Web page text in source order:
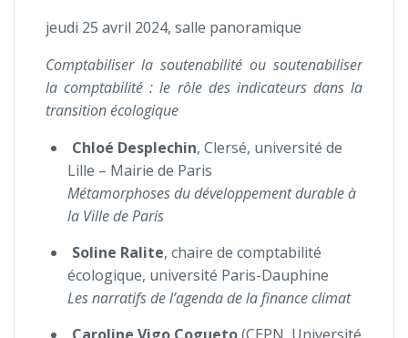
jeudi 25 avril 2024, salle panoramique
Comptabiliser la soutenabilité ou soutenabiliser
la comptabilité : le rôle des indicateurs dans la
transition écologique
Chloé Desplechin, Clersé, université de
Lille – Mairie de Paris
Métamorphoses du développement durable à
la Ville de Paris
Soline Ralite, chaire de comptabilité
écologique, université Paris-Dauphine
Les narratifs de l’agenda de la finance climat